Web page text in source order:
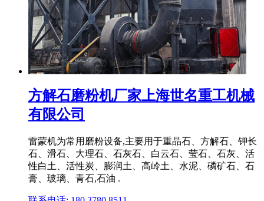
方解石磨粉机厂家上海世名重工机械
有限公司
雷蒙机为常用磨粉设备,主要用于重晶石、方解石、钾长
石、滑石、大理石、石灰石、白云石、莹石、石灰、活
性白土、活性炭、膨润土、高岭土、水泥、磷矿石、石
膏、玻璃、青石,石油 .